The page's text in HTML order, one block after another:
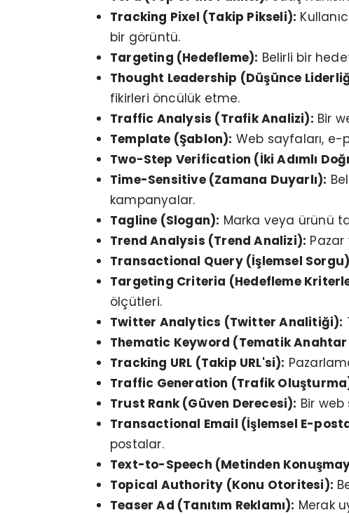
Tracking Pixel (Takip Pikseli):
bir görüntü.
Targeting (Hedefleme): Belirli bir
Thought Leadership (Düşünce
fikirleri öncülük etme.
Traffic Analysis (Trafik Analizi): Bir
Template (Şablon): Web sayfaları,
Two-Step Verification (İki Adımlı
Time-Sensitive (Zamana Duyarlı):
kampanyalar.
Tagline (Slogan): Marka veya ürünü
Trend Analysis (Trend Analizi):
Transactional Query (İşlemsel
Targeting Criteria (Hedefleme
ölçütleri.
Twitter Analytics (Twitter Analitiği):
Thematic Keyword (Tematik Anahtar
Tracking URL (Takip URL'si):
Traffic Generation (Trafik
Trust Rank (Güven Derecesi): Bir
Transactional Email (İşlemsel E-
postalar.
Text-to-Speech (Metinden
Topical Authority (Konu Otoritesi):
Teaser Ad (Tanıtım Reklamı): Merak